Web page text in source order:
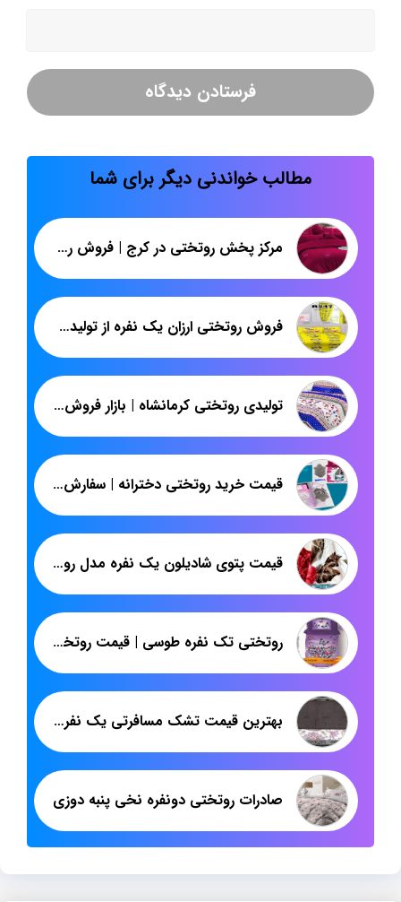
مطالب خواندنی دیگر برای شما
مرکز پخش روتختی در کرج | فروش روتختی پارچه هتلی یک نفره قیمت مناسب
فروش روتختی ارزان یک نفره از تولیدی در کرج
تولیدی روتختی کرمانشاه | بازار فروش روتختی پارچه پلی استر اسپرت
قیمت خرید روتختی دخترانه | سفارش عمده روتختی چهل تکه | پاندا
قیمت پتوی شادیلون یک نفره مدل روشا کارتن ده عددی
روتختی تک نفره طوسی | قیمت روتختی سه بعدی ساده | پاندا
بهترین قیمت تشک مسافرتی یک نفره وزن دو کیلو
صادرات روتختی دونفره نخی پنبه دوزی